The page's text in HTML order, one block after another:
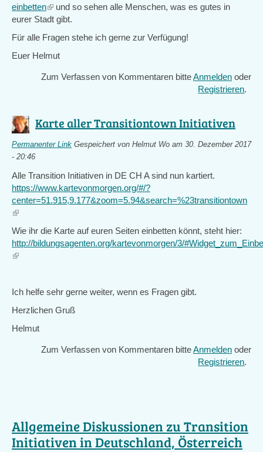
einbetten(link
is
und so sehen alle Menschen, was es gutes in
eurer Stadt gibt.
Für alle Fragen stehe ich gerne zur Verfügung!
Euer Helmut
Zum Verfassen von Kommentaren bitteAnmelden oder
Registrieren.
Karte aller Transitiontown Initiativen
Permanenter Link Gespeichert von Helmut Wo am 30. Dezember 2017
- 20:46
Alle Transition Initiativen in DE CH A sind nun kartiert.
https://www.kartevonmorgen.org/#/?
center=51.915,9.177&zoom=5.94&search=%23transitiontown
(link
external)
Wie ihr die Karte auf euren Seiten einbetten könnt, steht hier:
http://bildungsagenten.org/kartevonmorgen/3/
(link
Ich helfe sehr gerne weiter, wenn es Fragen gibt.
Herzlichen Gruß
Helmut
Zum Verfassen von Kommentaren bitteAnmelden oder
Registrieren.
Allgemeine Diskussionen zu Transition
Initiativen in Deutschland, Österreich